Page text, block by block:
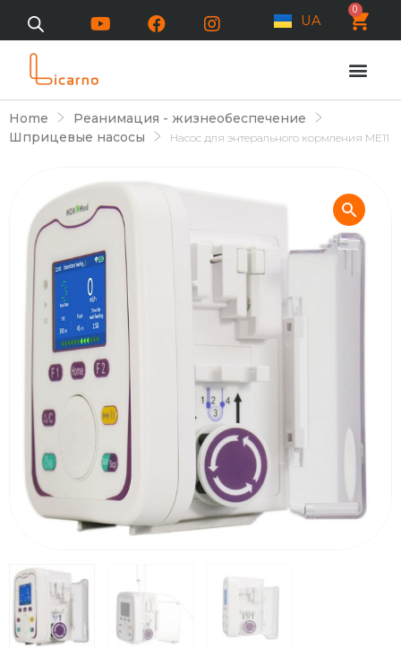
UA
0
Home
Реанимация - жизнеобеспечение
Шприцевые насосы
Насос для энтерального кормления ME11